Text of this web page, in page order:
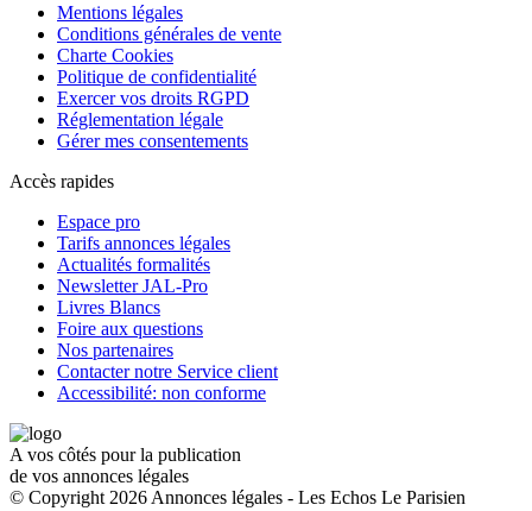
Mentions légales
Conditions générales de vente
Charte Cookies
Politique de confidentialité
Exercer vos droits RGPD
Réglementation légale
Gérer mes consentements
Accès rapides
Espace pro
Tarifs annonces légales
Actualités formalités
Newsletter JAL-Pro
Livres Blancs
Foire aux questions
Nos partenaires
Contacter notre Service client
Accessibilité: non conforme
A vos côtés pour la publication
de vos annonces légales
© Copyright 2026 Annonces légales - Les Echos Le Parisien